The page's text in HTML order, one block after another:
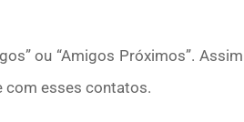
ou “Amigos Próximos”. Assim
com esses contatos.